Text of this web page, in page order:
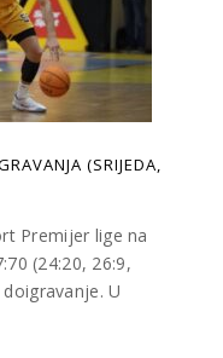
(SRIJEDA,
Premijer lige na
(24:20, 26:9,
U